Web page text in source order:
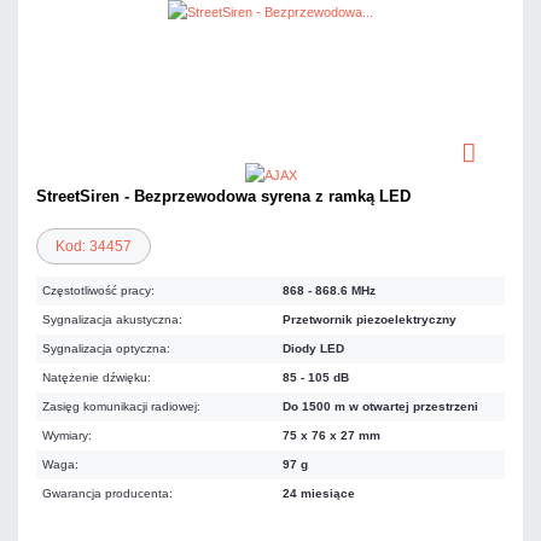
StreetSiren - Bezprzewodowa syrena z ramką LED
Kod: 34457
Częstotliwość pracy: 868 - 868.6 MHz
Sygnalizacja akustyczna: Przetwornik piezoelektryczny
Sygnalizacja optyczna: Diody LED
Natężenie dźwięku: 85 - 105 dB
Zasięg komunikacji radiowej: Do 1500 m w otwartej przestrzeni
Wymiary: 75 x 76 x 27 mm
Waga: 97 g
Gwarancja producenta: 24 miesiące